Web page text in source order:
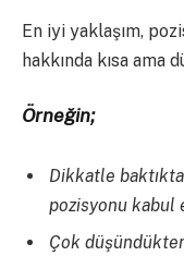
En iyi yaklaşım,
hakkında kısa ama
Örneğin;
Dikkatle
pozisyonu kabul
Çok